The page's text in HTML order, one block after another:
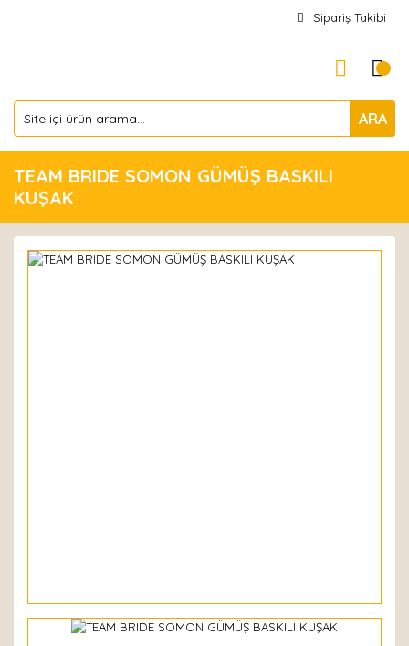
Sipariş Takibi
ARA
TEAM BRIDE SOMON GÜMÜŞ BASKILI
KUŞAK